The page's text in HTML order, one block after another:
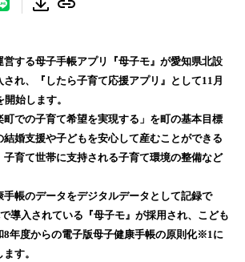
する母子手帳アプリ『母子モ』が愛知県北設
れ、『したら子育て応援アプリ』として11月
始します。
での子育て希望を実現する」を町の基本目標
婚支援や子どもを安心して産むことができる
育て世帯に支持される子育て環境の整備など
帳のデータをデジタルデータとして記録で
導入されている『母子モ』が採用され、こども
8年度からの電子版母子健康手帳の原則化※1に
す。